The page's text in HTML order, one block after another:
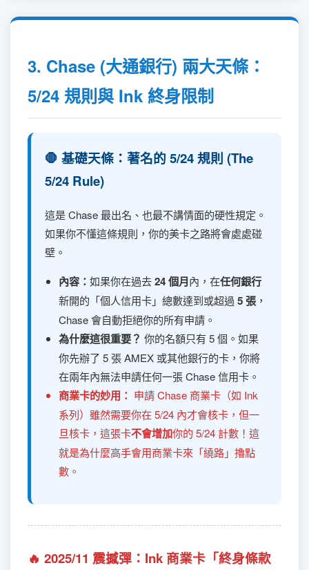
3. Chase (大通銀行) 兩大天條：
5/24 規則與 Ink 終身限制
🛑 基礎天條：著名的 5/24 規則 (The
5/24 Rule)
這是 Chase 最出名、也最不講情面的硬性規定。
如果你不懂這條規則，你的美卡之路將會處處碰
壁。
內容： 如果你在過去24 個月內，在任何銀行
新開的「個人信用卡」總數達到或超過 5 張 ，
Chase 會自動拒絕你的所有申請。
為什麼這很重要？ 你的名額只有 5 個。如果
你先辦了 5 張 AMEX 或其他銀行的卡，你將
在兩年內無法申請任何一張 Chase 信用卡。
商業卡的妙用： 申請 Chase 商業卡（如 Ink
系列）雖然需要你在 5/24 內才會核卡，但一
旦核卡，這張卡不會增加你的 5/24 計數！這
就是為什麼高手會用商業卡來「繞路」擼點
數。
🔥 2025/11 震撼彈：Ink 商業卡「終身條款